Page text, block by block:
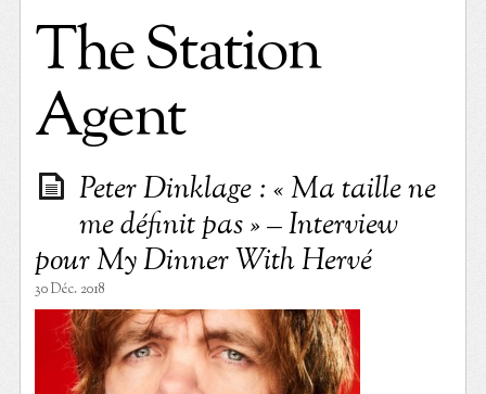
The Station
Agent
Peter Dinklage : « Ma taille ne
me définit pas » – Interview
pour My Dinner With Hervé
30 Déc. 2018